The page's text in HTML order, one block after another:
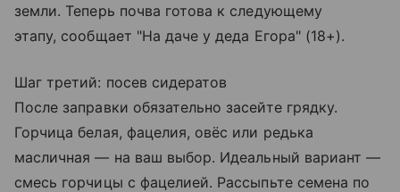
земли. Теперь почва готова к следующему
этапу, сообщает "На даче у деда Егора" (18+).
Шаг третий: посев сидератов
После заправки обязательно засейте грядку.
Горчица белая, фацелия, овёс или редька
масличная — на ваш выбор. Идеальный вариант —
смесь горчицы с фацелией. Рассыпьте семена по